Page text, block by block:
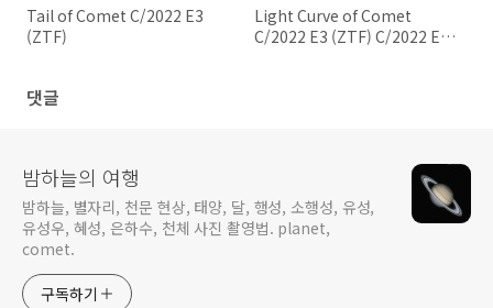
Tail of Comet C/2022 E3
(ZTF)
Light Curve of Comet
C/2022 E3 (ZTF) C/2022 E3
댓글
밤하늘의 여행
밤하늘, 별자리, 천문 현상, 태양, 달, 행성, 소행성, 유성,
유성우, 혜성, 은하수, 천체 사진 촬영법. planet,
comet.
구독하기